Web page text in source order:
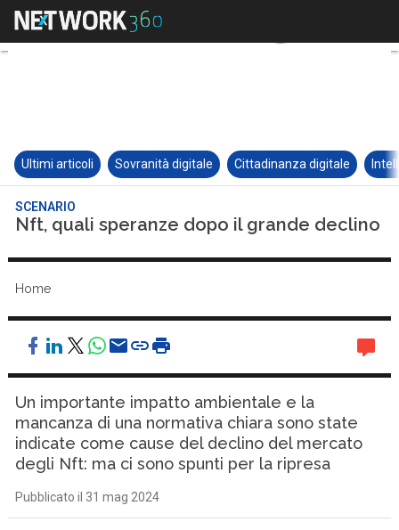
Ultimi articoli Sovranità digitale Cittadinanza digitale
SCENARIO
Nft, quali speranze dopo il grande declino
Home
Un importante impatto ambientale e la
mancanza di una normativa chiara sono state
indicate come cause del declino del mercato
degli Nft: ma ci sono spunti per la ripresa
Pubblicato il 31 mag 2024